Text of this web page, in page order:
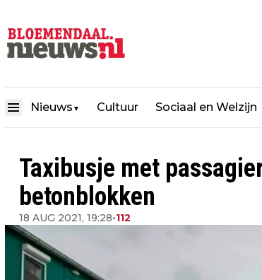
Nieuws ▼ Cultuur Sociaal en Welzijn
Taxibusje met
betonblokken
18 AUG 2021, 19:28•112